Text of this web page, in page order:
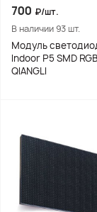
700 ₽/шт.
В наличии 93 шт.
Модуль
Indoor Р5 SMD
QIANGLI